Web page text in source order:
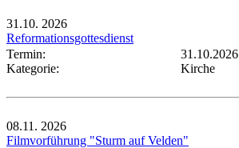
31.10. 2026
Reformationsgottesdienst
Termin:
31.10.2026
Kategorie:
Kirche
08.11. 2026
Filmvorführung "Sturm auf Velden"